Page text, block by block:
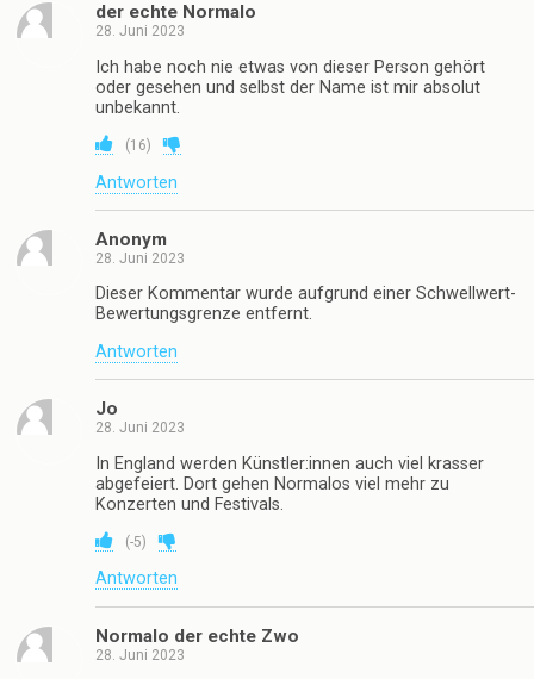
der echte Normalo
28. Juni 2023
Ich habe noch nie etwas von dieser Person gehört
oder gesehen und selbst der Name ist mir absolut
unbekannt.
(16)
Antworten
Anonym
28. Juni 2023
Dieser Kommentar wurde aufgrund einer Schwellwert-
Bewertungsgrenze entfernt.
Antworten
Jo
28. Juni 2023
In England werden Künstler:innen auch viel krasser
abgefeiert. Dort gehen Normalos viel mehr zu
Konzerten und Festivals.
(-5)
Antworten
Normalo der echte Zwo
28. Juni 2023